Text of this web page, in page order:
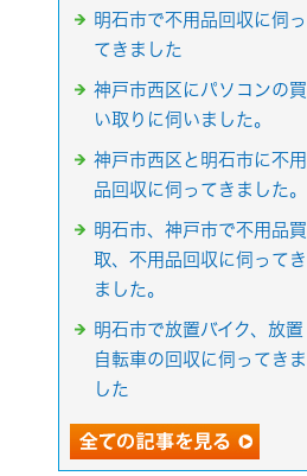
明石市で不用品回収に伺っ
てきました
神戸市西区にパソコンの買
い取りに伺いました。
神戸市西区と明石市に不用
品回収に伺ってきました。
明石市、神戸市で不用品買
取、不用品回収に伺ってき
ました。
明石市で放置バイク、放置
自転車の回収に伺ってきま
した